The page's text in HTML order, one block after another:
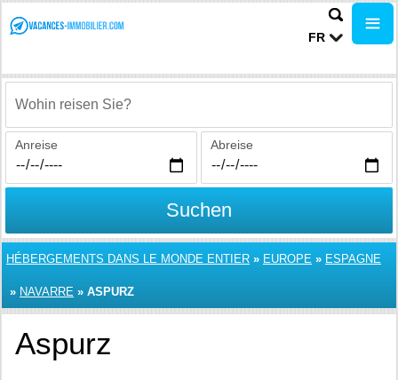
FR
Wohin reisen Sie?
Anreise Abreise
Suchen
HÉBERGEMENTS DANS LE MONDE ENTIER » EUROPE » ESPAGNE
» NAVARRE » ASPURZ
Aspurz